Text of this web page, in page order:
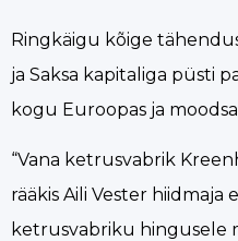
Ringkäigu kõige
ja Saksa kapitaliga püsti
kogu Euroopas ja
“Vana ketrusvabrik
rääkis Aili Vester
ketrusvabriku hingusele